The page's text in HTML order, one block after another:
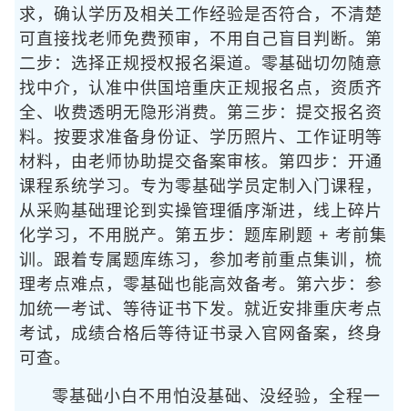
求，确认学历及相关工作经验是否符合，不清楚
可直接找老师免费预审，不用自己盲目判断。第
二步：选择正规授权报名渠道。零基础切勿随意
找中介，认准中供国培重庆正规报名点，资质齐
全、收费透明无隐形消费。第三步：提交报名资
料。按要求准备身份证、学历照片、工作证明等
材料，由老师协助提交备案审核。第四步：开通
课程系统学习。专为零基础学员定制入门课程，
从采购基础理论到实操管理循序渐进，线上碎片
化学习，不用脱产。第五步：题库刷题 + 考前集
训。跟着专属题库练习，参加考前重点集训，梳
理考点难点，零基础也能高效备考。第六步：参
加统一考试、等待证书下发。就近安排重庆考点
考试，成绩合格后等待证书录入官网备案，终身
可查。
零基础小白不用怕没基础、没经验，全程一